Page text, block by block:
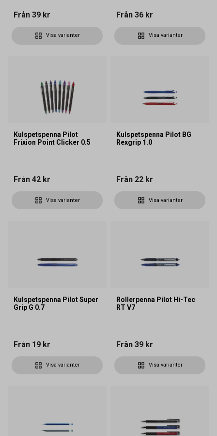
Från 39 kr
Visa varianter
Från 36 kr
Visa varianter
Kulspetspenna Pilot
Frixion Point Clicker 0.5
Från 42 kr
Visa varianter
Kulspetspenna Pilot BG
Rexgrip 1.0
Från 22 kr
Visa varianter
Kulspetspenna Pilot Super
Grip G 0.7
Från 19 kr
Visa varianter
Rollerpenna Pilot Hi-Tec
RT V7
Från 39 kr
Visa varianter